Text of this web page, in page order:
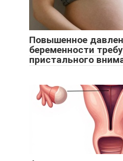
Повышенное
беременности
пристального